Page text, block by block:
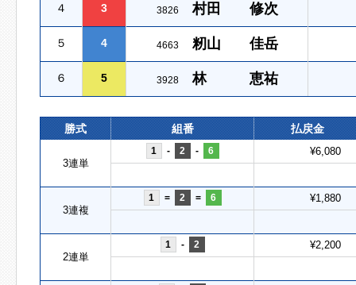
４ 3 3826 村田 修次
５ 4 4663 籾山 佳岳
６ 5 3928 林 恵祐
勝式 組番 払戻金
3連単
1 - 2 - 6 ¥6,080
3連複
1 = 2 = 6 ¥1,880
2連単
1 - 2 ¥2,200